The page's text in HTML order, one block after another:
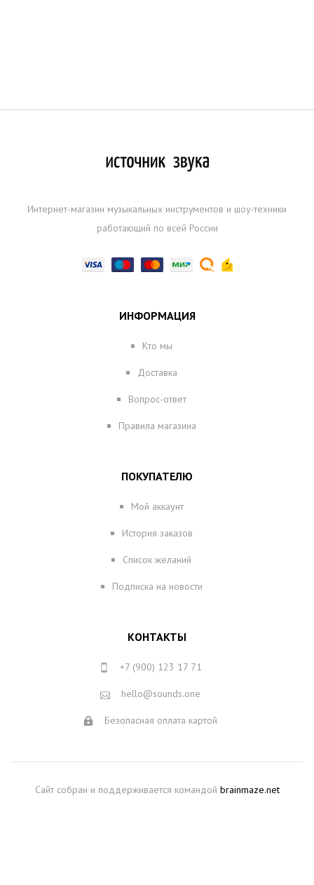
Интернет-магазин музыкальных инструментов и шоу-техники
работающий по всей России
ИНФОРМАЦИЯ
Кто мы
Доставка
Вопрос-ответ
Правила магазина
ПОКУПАТЕЛЮ
Мой аккаунт
История заказов
Список желаний
Подписка на новости
КОНТАКТЫ
+7 (900) 123 17 71
hello@sounds.one
Безопасная оплата картой
Сайт собран и поддерживается командой brainmaze.net